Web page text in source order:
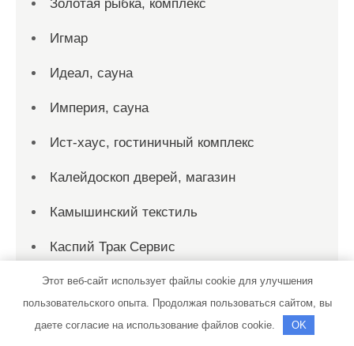
Золотая рыбка, комплекс
Игмар
Идеал, сауна
Империя, сауна
Ист-хаус, гостиничный комплекс
Калейдоскоп дверей, магазин
Камышинский текстиль
Каспий Трак Сервис
Клементьев В. Н.
Этот веб-сайт использует файлы cookie для улучшения
пользовательского опыта. Продолжая пользоваться сайтом, вы
даете согласие на использование файлов cookie.
OK